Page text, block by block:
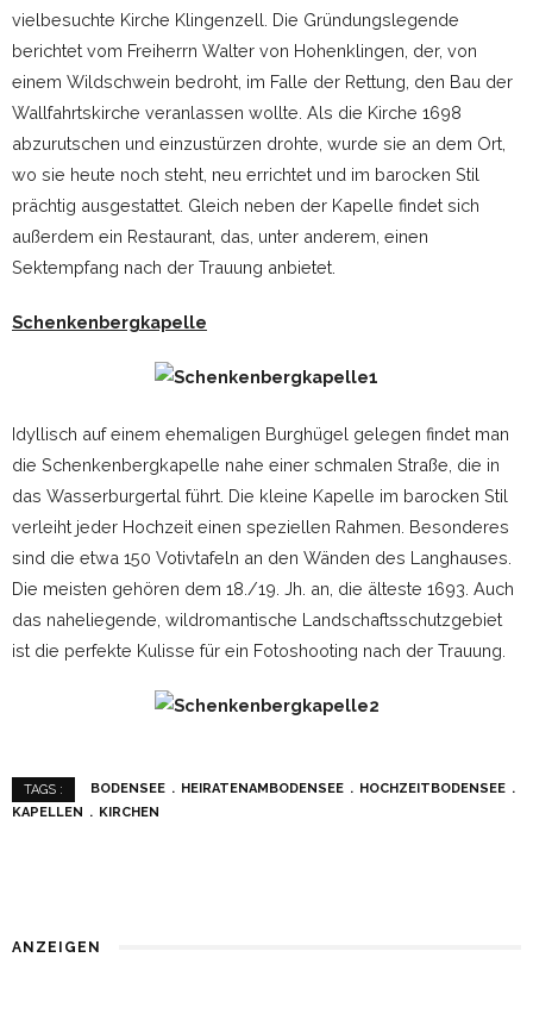
vielbesuchte Kirche Klingenzell. Die Gründungslegende
berichtet vom Freiherrn Walter von Hohenklingen, der, von
einem Wildschwein bedroht, im Falle der Rettung, den Bau der
Wallfahrtskirche veranlassen wollte. Als die Kirche 1698
abzurutschen und einzustürzen drohte, wurde sie an dem Ort,
wo sie heute noch steht, neu errichtet und im barocken Stil
prächtig ausgestattet. Gleich neben der Kapelle findet sich
außerdem ein Restaurant, das, unter anderem, einen
Sektempfang nach der Trauung anbietet.
Schenkenbergkapelle
Idyllisch auf einem ehemaligen Burghügel gelegen findet man
die Schenkenbergkapelle nahe einer schmalen Straße, die in
das Wasserburgertal führt. Die kleine Kapelle im barocken Stil
verleiht jeder Hochzeit einen speziellen Rahmen. Besonderes
sind die etwa 150 Votivtafeln an den Wänden des Langhauses.
Die meisten gehören dem 18./19. Jh. an, die älteste 1693. Auch
das naheliegende, wildromantische Landschaftsschutzgebiet
ist die perfekte Kulisse für ein Fotoshooting nach der Trauung.
TAGS : BODENSEE HEIRATENAMBODENSEE
HOCHZEITBODENSEE
KAPELLEN
KIRCHEN
ANZEIGEN